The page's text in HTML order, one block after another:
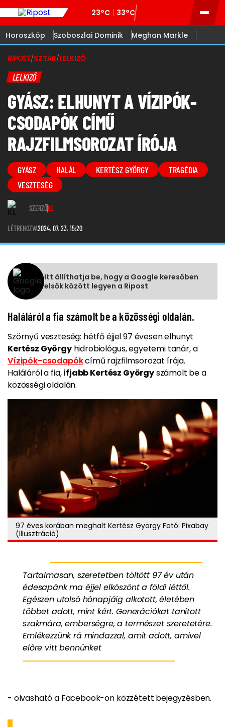
23°C 33°C
Horoszkóp Szoboszlai Dominik Meghan Markle
RIPOST/SZTÁR/LELKIZŐ
LELKIZŐ
GYÁSZ: ELHUNYT A VÍZIPÓK-
CSODAPÓK CÍMŰ
RAJZFILMSOROZAT ÍRÓJA
GYÁSZ HALÁL KERTÉSZ GYÖRGY
TRAGÉDIA
VESZTESÉG
SZERZŐKL
LÉTREHOZVA2024. 07. 23. 15:20
Itt állíthatja be, hogy a Google keresőben
elsők között legyen a Ripost
Haláláról a fia számolt be a közösségi oldalán.
Szörnyű veszteség: hétfő éjjel 97 évesen elhunyt
Kertész Györgyhidrobiológus, egyetemi tanár, a
Vízipók-csodapókcímű rajzfilmsorozat írója.
Haláláról a fia,ifjabb Kertész Györgyszámolt be a
közösségi oldalán.
97 éves korában meghalt Kertész György Fotó: Pixabay
(Illusztráció)
Tartalmasan, szeretetben töltött 97 év után
édesapánk ma éjjel elköszönt a földi léttől.
Egészen utolsó hónapjáig alkotott, életében
többet adott, mint kért. Generációkat tanított
szakmára, emberségre, a természet szeretetére.
Emlékezzünk rá mindazzal, amit adott, amivel
előre vitt bennünket
- olvasható a Facebook-on közzétett bejegyzésben.